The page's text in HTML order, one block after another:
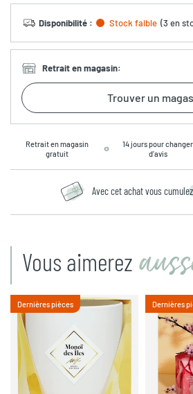
Disponibilité : Stock faible (3 en
Retrait en magasin:
Trouver un
Retrait en magasin
gratuit
14 jours pour changer
d’avis
Avec cet achat vous cumulez
Vous aimerez
Dernières pièces Dernières